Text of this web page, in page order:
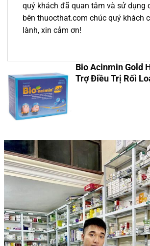
quý khách đã quan tâm và sử dụng
bên thuocthat.com chúc quý khách
lành, xin cảm ơn!
Bio Acinmin Gold
Trợ Điều Trị Rối